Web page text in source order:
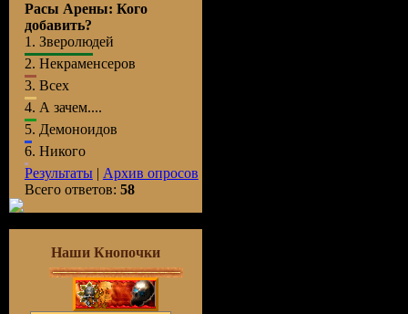
Расы Арены: Кого
добавить?
1. Зверолюдей
2. Некраменсеров
3. Всех
4. А зачем....
5. Демоноидов
6. Никого
Результаты| Архив опросов
Всего ответов: 58
Наши Кнопочки